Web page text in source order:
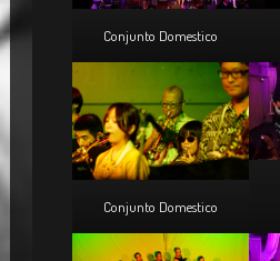
Conjunto Domestico
Conjunto Domestico